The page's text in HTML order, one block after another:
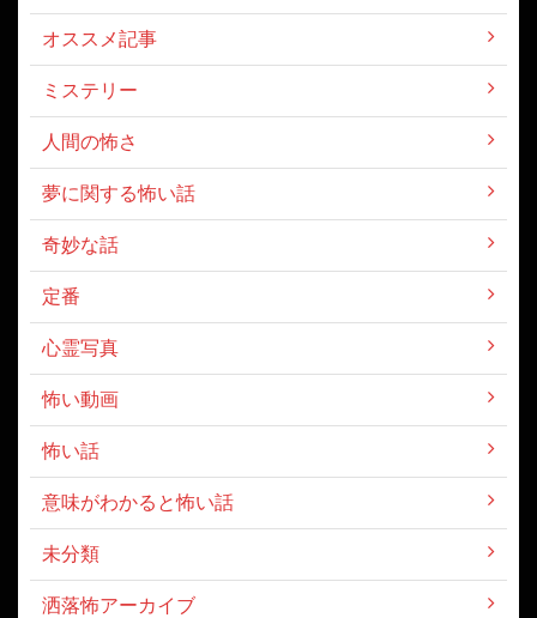
オススメ記事
ミステリー
人間の怖さ
夢に関する怖い話
奇妙な話
定番
心霊写真
怖い動画
怖い話
意味がわかると怖い話
未分類
洒落怖アーカイブ